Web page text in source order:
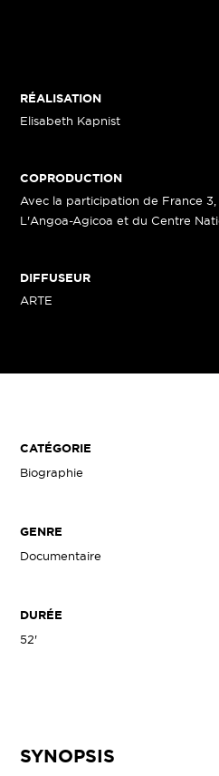
RÉALISATION
Elisabeth Kapnist
COPRODUCTION
Avec la participation de France 3,
L'Angoa-Agicoa et du Centre
DIFFUSEUR
ARTE
CATÉGORIE
Biographie
GENRE
Documentaire
DURÉE
52'
SYNOPSIS